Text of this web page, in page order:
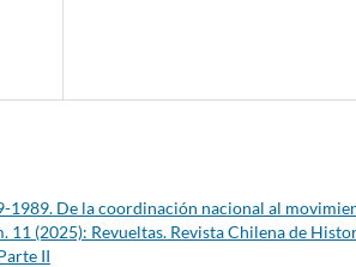
1989. De la coordinación nacional al
11 (2025): Revueltas. Revista Chilena de
II